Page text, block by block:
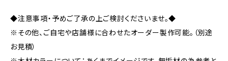
◆注意事項・予めご了承の上ご検討くださいませ。◆
※その他、ご自宅や店舗様に合わせたオーダー製作可能。（別途
お見積）